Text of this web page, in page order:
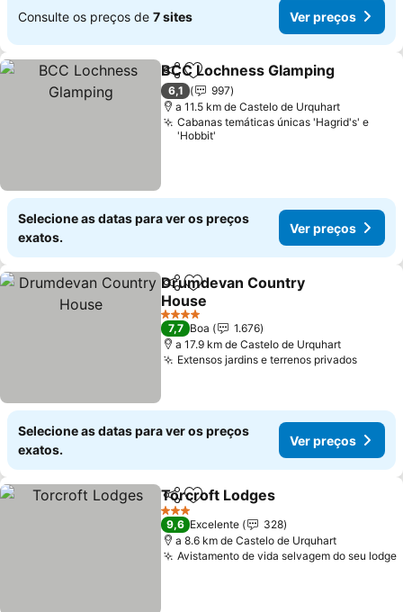
Consulte os preços de 7 sites Ver preços
PartilharAdicionar aos favoritos
BCC Lochness Glamping
6,1
997
a 11.5 km de Castelo de Urquhart
Cabanas temáticas únicas 'Hagrid's' e
'Hobbit'
Selecione as datas para ver os preços
exatos.
Ver preços
PartilharAdicionar aos favoritos
Drumdevan Country
House
Ver preços
4 Estrelas
7,7 Boa
1.676
a 17.9 km de Castelo de Urquhart
Extensos jardins e terrenos privadosVer
Selecione as datas para ver os preços
exatos.
Ver preços
PartilharAdicionar aos favoritos
Torcroft Lodges
3 Estrelas
9,6 Excelente
328
a 8.6 km de Castelo de Urquhart
Avistamento de vida selvagem do seu lodge